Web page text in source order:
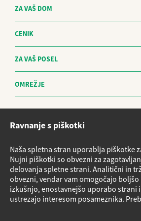
ZA VAŠ DOM
CENIK
ZA VAŠ POSEL
OMREŽJE
Sistem za prijavo nepravilnosti in
Vloge za storitve
Načrt nujnih ukrepov v primeru izrednih
Izvensodno reševanje potrošniških sporov
Varnostni listi
Ravnanje s piškotki
Naša spletna stran uporablja piškotke
Nujni piškotki so obvezni za
delovanja spletne strani. Analitični in
obvezni, vendar vam omogočajo
izkušnjo, enostavnejšo uporabo strani
ustrezajo interesom posameznika.